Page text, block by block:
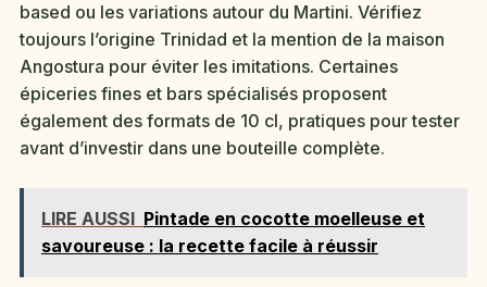
based ou les variations autour du Martini. Vérifiez
toujours l’origine Trinidad et la mention de la maison
Angostura pour éviter les imitations. Certaines
épiceries fines et bars spécialisés proposent
également des formats de 10 cl, pratiques pour tester
avant d’investir dans une bouteille complète.
LIRE AUSSI Pintade en cocotte moelleuse et
savoureuse : la recette facile à réussir